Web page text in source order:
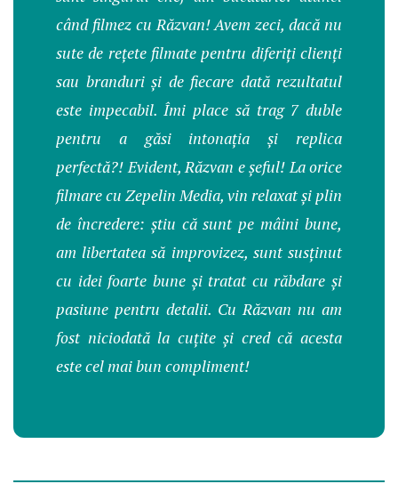
când filmez cu Răzvan! Avem zeci, dacă nu
sute de rețete filmate pentru diferiți clienți
sau branduri și de fiecare dată rezultatul
este impecabil. Îmi place să trag 7 duble
pentru a găsi intonația și replica
perfectă?! Evident, Răzvan e șeful! La orice
filmare cu Zepelin Media, vin relaxat și plin
de încredere: știu că sunt pe mâini bune,
am libertatea să improvizez, sunt susținut
cu idei foarte bune și tratat cu răbdare și
pasiune pentru detalii. Cu Răzvan nu am
fost niciodată la cuțite și cred că acesta
este cel mai bun compliment!